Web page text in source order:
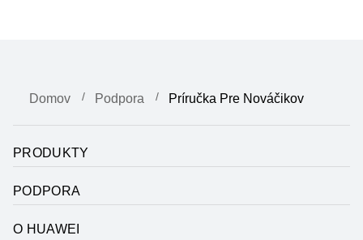
Domov Podpora Príručka Pre Nováčikov
PRODUKTY
PODPORA
O HUAWEI